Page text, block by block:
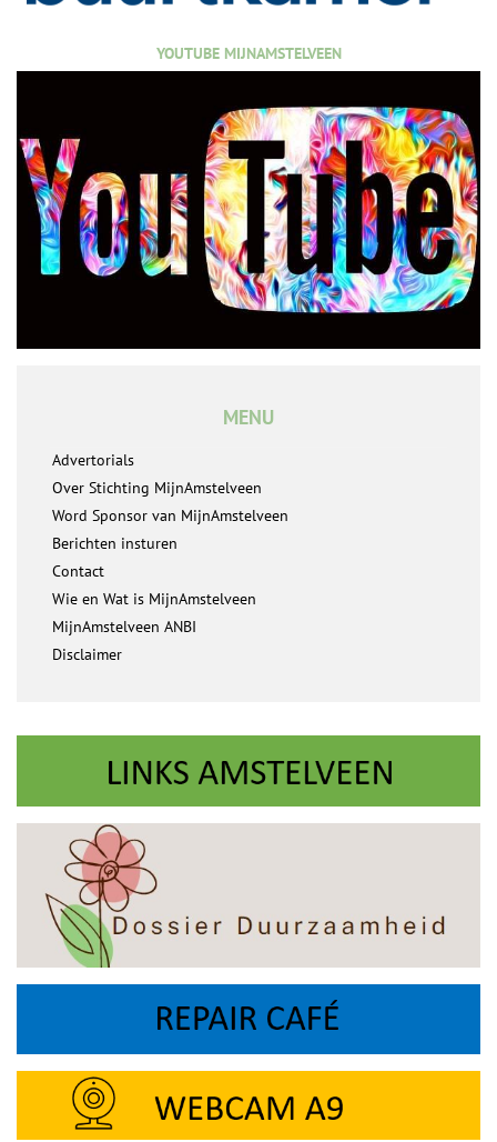
YOUTUBE MIJNAMSTELVEEN
MENU
Advertorials
Over Stichting MijnAmstelveen
Word Sponsor van MijnAmstelveen
Berichten insturen
Contact
Wie en Wat is MijnAmstelveen
MijnAmstelveen ANBI
Disclaimer